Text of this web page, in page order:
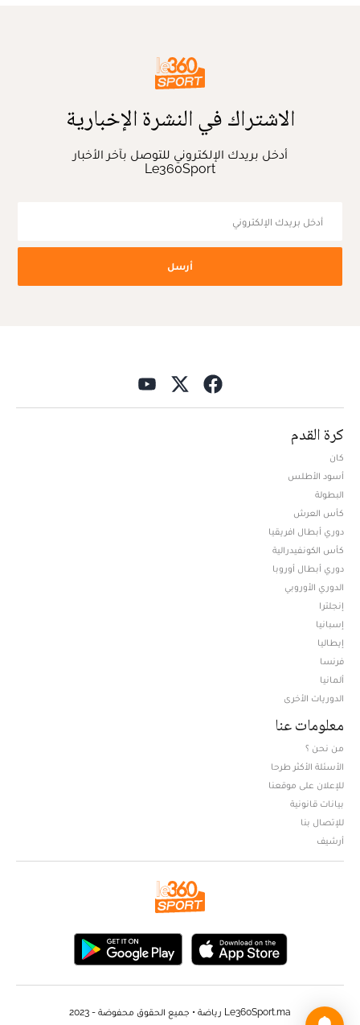
الاشتراك في النشرة الإخبارية
أدخل بريدك الإلكتروني للتوصل بآخر الأخبار
Le360Sport
أرسل
كرة القدم
كان
أسود الأطلس
البطولة
كأس العرش
دوري أبطال افريقيا
كأس الكونفيدرالية
دوري أبطال أوروبا
الدوري الأوروبي
إنجلترا
إسبانيا
إيطاليا
فرنسا
ألمانيا
الدوريات الأخرى
معلومات عنا
من نحن ؟
الأسئلة الأكثر طرحا
للإعلان على موقعنا
بيانات قانونية
للإتصال بنا
أرشيف
Le360Sport.ma رياضة • جميع الحقوق محفوضة - 2023